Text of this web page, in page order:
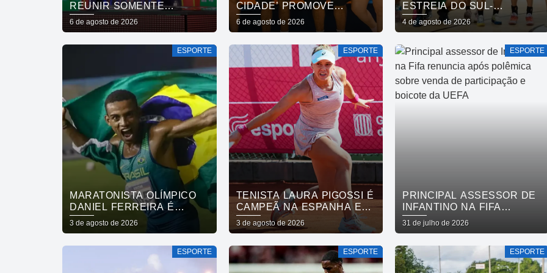
REUNIR SOMENTE
CAMPEÕES NAS QUARTAS
DE FINAL
6 de agosto de 2026
CIDADE’ PROMOVE
INCLUSÃO SOCIAL E
FORTALECE CUIDADO EM
DA CORRIDA
6 de agosto de 2026
ESTREIA DO SUL-
AMERICANO DE
BASQUETE FEMININO
4 de agosto de 2026
ESPORTE
MARATONISTA OLÍMPICO
DANIEL FERREIRA É
ENCONTRADO VIVO APÓS
44 DIAS
3 de agosto de 2026
ESPORTE
TENISTA LAURA PIGOSSI É
CAMPEÃ NA ESPANHA E
VOLTA AO TOP 200
3 de agosto de 2026
ESPORTE
PRINCIPAL ASSESSOR DE
INFANTINO NA FIFA
RENUNCIA APÓS
POLÊMICA SOBRE VENDA
BOICOTE DA UEFA
31 de julho de 2026
ESPORTE ESPORTE ESPORTE